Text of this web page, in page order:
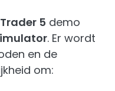
5 demo
. Er wordt
en de
om: